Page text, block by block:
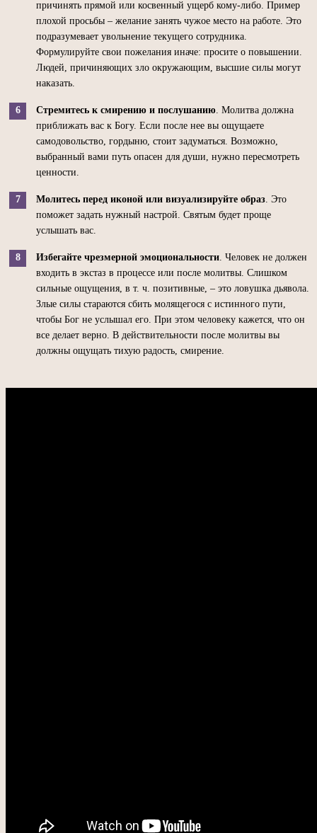
причинять прямой или косвенный ущерб кому-либо. Пример
плохой просьбы – желание занять чужое место на работе. Это
подразумевает увольнение текущего сотрудника.
Формулируйте свои пожелания иначе: просите о повышении.
Людей, причиняющих зло окружающим, высшие силы могут
наказать.
Стремитесь к смирению и послушанию. Молитва должна
приближать вас к Богу. Если после нее вы ощущаете
самодовольство, гордыню, стоит задуматься. Возможно,
выбранный вами путь опасен для души, нужно пересмотреть
ценности.
Молитесь перед иконой или визуализируйте образ. Это
поможет задать нужный настрой. Святым будет проще
услышать вас.
Избегайте чрезмерной эмоциональности. Человек не должен
входить в экстаз в процессе или после молитвы. Слишком
сильные ощущения, в т. ч. позитивные, – это ловушка дьявола.
Злые силы стараются сбить молящегося с истинного пути,
чтобы Бог не услышал его. При этом человеку кажется, что он
все делает верно. В действительности после молитвы вы
должны ощущать тихую радость, смирение.